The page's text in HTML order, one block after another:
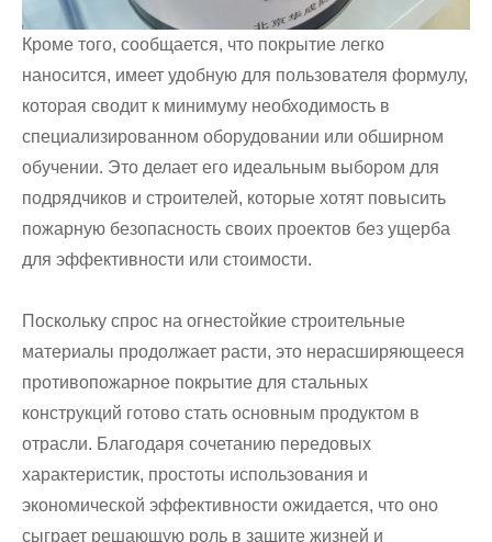
Кроме того, сообщается, что покрытие легко
наносится, имеет удобную для пользователя формулу,
которая сводит к минимуму необходимость в
специализированном оборудовании или обширном
обучении. Это делает его идеальным выбором для
подрядчиков и строителей, которые хотят повысить
пожарную безопасность своих проектов без ущерба
для эффективности или стоимости.
Поскольку спрос на огнестойкие строительные
материалы продолжает расти, это нерасширяющееся
противопожарное покрытие для стальных
конструкций готово стать основным продуктом в
отрасли. Благодаря сочетанию передовых
характеристик, простоты использования и
экономической эффективности ожидается, что оно
сыграет решающую роль в защите жизней и